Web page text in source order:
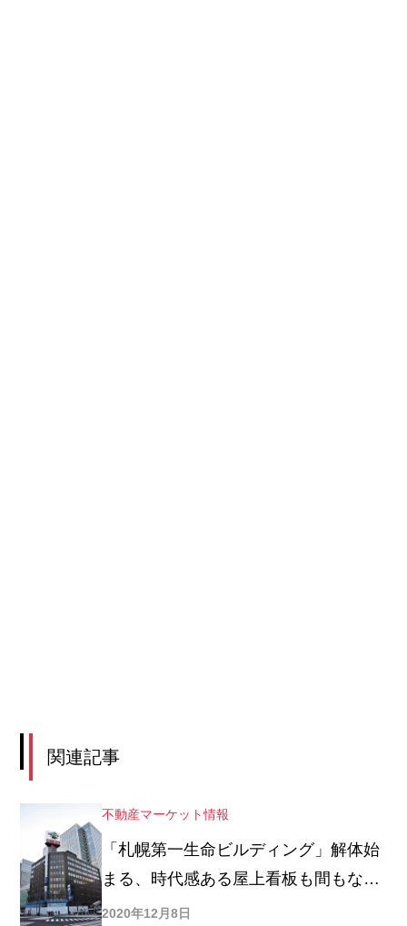
関連記事
不動産マーケット情報
「札幌第一生命ビルディング」解体始
まる、時代感ある屋上看板も間もなく
撤去
2020年12月8日